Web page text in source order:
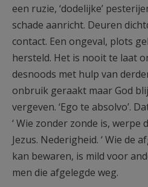
een ruzie, ‘dodelijke’
schade aanricht. Deuren
contact. Een ongeval, plots
hersteld. Het is nooit te laat
desnoods met hulp van
onbruik geraakt maar God
vergeven. ‘Ego te absolvo’.
‘ Wie zonder zonde is, werpe
Jezus. Nederigheid. ‘ Wie de
kan bewaren, is mild voor
men die afgelegde weg.